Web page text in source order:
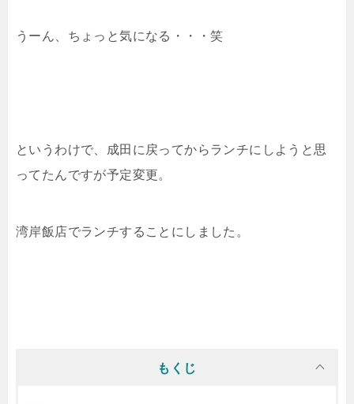
うーん、ちょっと気になる・・・笑
というわけで、成田に戻ってからランチにしようと思
ってたんですが予定変更。
湾岸飯店でランチすることにしました。
もくじ